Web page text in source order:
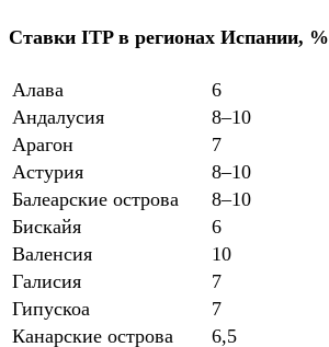
Ставки ITP в регионах Испании, %
Алава
6
Андалусия
8–10
Арагон
7
Астурия
8–10
Балеарские острова
8–10
Бискайя
6
Валенсия
10
Галисия
7
Гипускоа
7
Канарские острова
6,5